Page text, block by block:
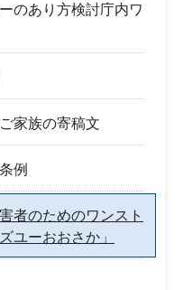
のあり方検討庁内ワ
家族の寄稿文
例
者のためのワンスト
ユーおおさか」